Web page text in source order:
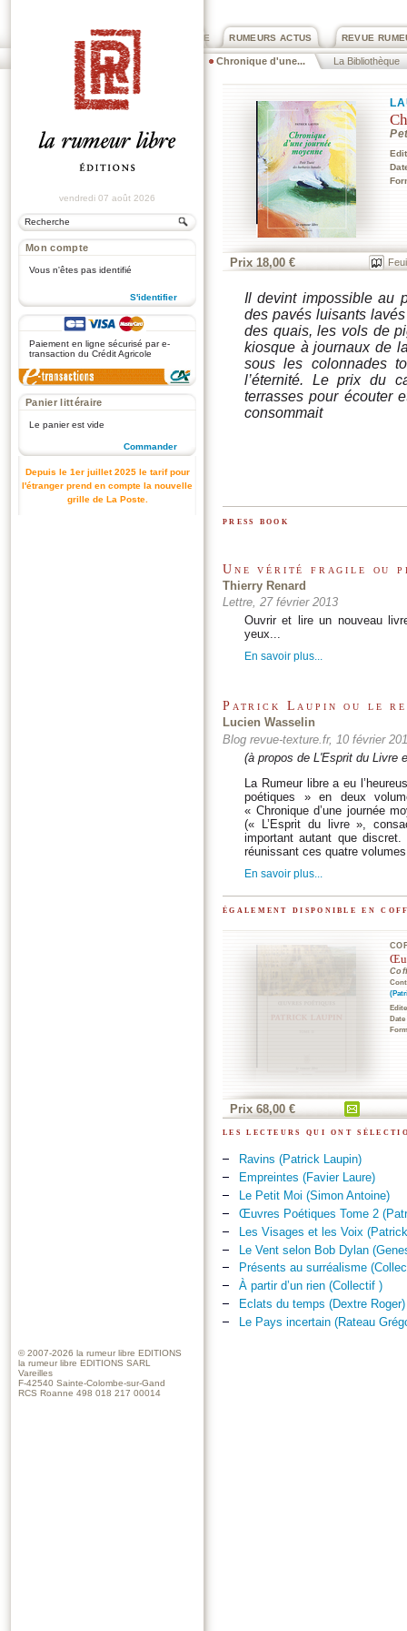
REVUE
RUMEURS ACTUS
PRIX ROGER DEXTRE
Chronique d'une... La Bibliothèque
vendredi 07 août 2026
Mon compte
Vous n'êtes pas identifié
S'identifier
Paiement en ligne sécurisé par e-
transaction du Crédit Agricole
Panier littéraire
Le panier est vide
Commander
Depuis le 1er juillet 2025 le tarif pour
l'étranger prend en compte la nouvelle
grille de La Poste.
Prix 18,00 €
Il devint impossible au
des pavés luisants
des quais, les vols de
kiosque à journaux de
sous les colonnades
l’éternité. Le prix du
terrasses pour écouter
consommait
press book
Une vérité fragile ou
Thierry Renard
Lettre, 27 février 2013
Ouvrir et lire un nouveau
yeux...
En savoir plus...
Patrick Laupin ou le
Lucien Wasselin
Blog revue-texture.fr, 10 février
(à propos de L'Esprit du Livre
La Rumeur libre a eu
poétiques » en deux
« Chronique d’une journée
(« L’Esprit du livre »,
important autant que
réunissant ces quatre
En savoir plus...
également disponible en
Prix 68,00 €
les lecteurs qui ont
Ravins (Patrick Laupin)
Empreintes (Favier Laure)
Le Petit Moi (Simon Antoine)
Œuvres Poétiques Tome 2
Les Visages et les Voix
Le Vent selon Bob Dylan
Présents au surréalisme
À partir d’un rien (Collectif )
Eclats du temps (Dextre Roger)
Le Pays incertain (Rateau
© 2007-2026 la rumeur libre EDITIONS
la rumeur libre EDITIONS SARL
Vareilles
F-42540 Sainte-Colombe-sur-Gand
RCS Roanne 498 018 217 00014